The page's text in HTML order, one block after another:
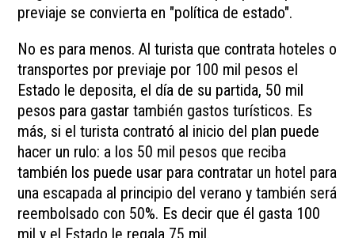
previaje se convierta en "política de estado".
No es para menos. Al turista que contrata hoteles o
transportes por previaje por 100 mil pesos el
Estado le deposita, el día de su partida, 50 mil
pesos para gastar también gastos turísticos. Es
más, si el turista contrató al inicio del plan puede
hacer un rulo: a los 50 mil pesos que reciba
también los puede usar para contratar un hotel para
una escapada al principio del verano y también será
reembolsado con 50%. Es decir que él gasta 100